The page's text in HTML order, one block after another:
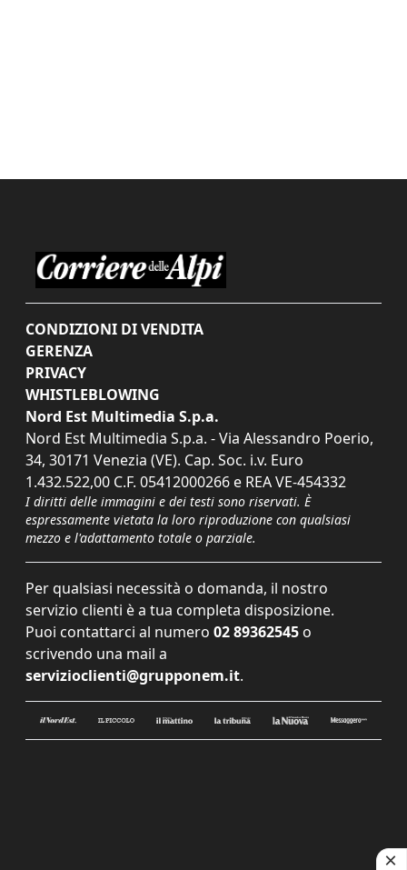
CONDIZIONI DI VENDITA
GERENZA
PRIVACY
WHISTLEBLOWING
Nord Est Multimedia S.p.a.
Nord Est Multimedia S.p.a. - Via Alessandro Poerio,
34, 30171 Venezia (VE). Cap. Soc. i.v. Euro
1.432.522,00 C.F. 05412000266 e REA VE-454332
I diritti delle immagini e dei testi sono riservati. È
espressamente vietata la loro riproduzione con qualsiasi
mezzo e l'adattamento totale o parziale.
Per qualsiasi necessità o domanda, il nostro
servizio clienti è a tua completa disposizione.
Puoi contattarci al numero 02 89362545 o
scrivendo una mail a
servizioclienti@grupponem.it.